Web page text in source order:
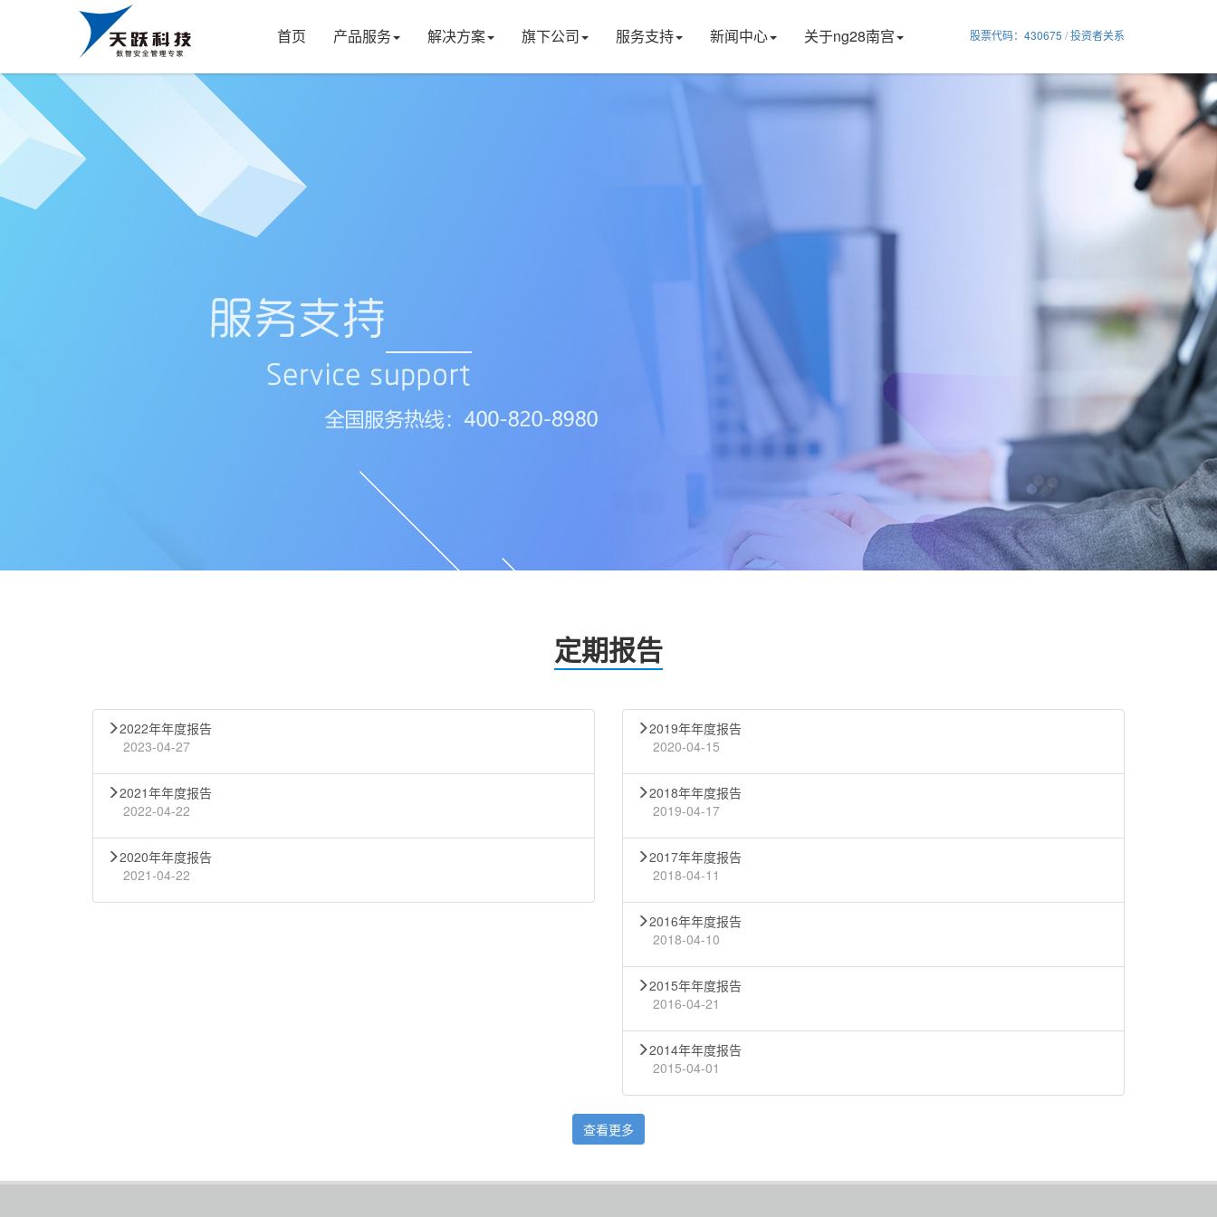
首页 产品服务 解决方案 旗下公司 服务支持 新闻中心 关于ng28南宫 股票代码：430675 /投资者关系
定期报告
2022年年度报告
2023-04-27
2021年年度报告
2022-04-22
2020年年度报告
2021-04-22
2019年年度报告
2020-04-15
2018年年度报告
2019-04-17
2017年年度报告
2018-04-11
2016年年度报告
2018-04-10
2015年年度报告
2016-04-21
2014年年度报告
2015-04-01
查看更多